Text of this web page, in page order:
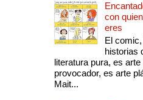
con
eres
El
historias
literatura pura, es
provocador, es arte
Mait...